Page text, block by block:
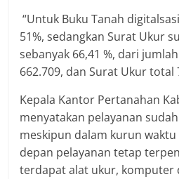
“Untuk Buku Tanah
51%, sedangkan Surat Ukur
sebanyak 66,41 %, dari
662.709, dan Surat Ukur total
Kepala Kantor Pertanahan
menyatakan pelayanan
meskipun dalam kurun
depan pelayanan tetap
terdapat alat ukur, komputer